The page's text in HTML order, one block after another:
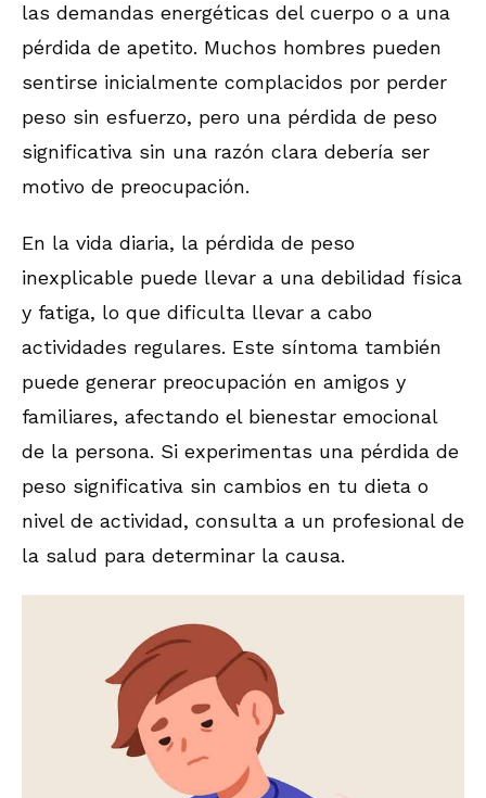
las demandas energéticas del cuerpo o a una
pérdida de apetito. Muchos hombres pueden
sentirse inicialmente complacidos por perder
peso sin esfuerzo, pero una pérdida de peso
significativa sin una razón clara debería ser
motivo de preocupación.
En la vida diaria, la pérdida de peso
inexplicable puede llevar a una debilidad física
y fatiga, lo que dificulta llevar a cabo
actividades regulares. Este síntoma también
puede generar preocupación en amigos y
familiares, afectando el bienestar emocional
de la persona. Si experimentas una pérdida de
peso significativa sin cambios en tu dieta o
nivel de actividad, consulta a un profesional de
la salud para determinar la causa.